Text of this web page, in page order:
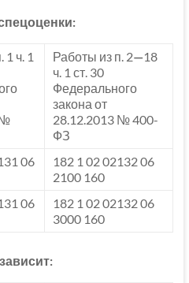
1 ч. 1
№
Работы из п. 2—18
ч. 1 ст. 30
Федерального
закона от
28.12.2013 № 400-
ФЗ
06
182 1 02 02132 06
2100 160
06
182 1 02 02132 06
3000 160